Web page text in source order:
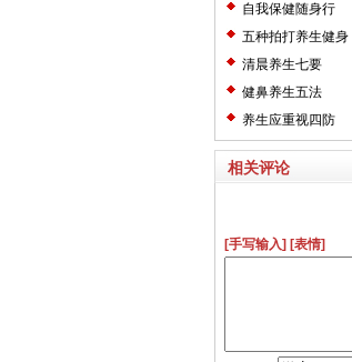
自我保健随身行
五种拍打养生健身
清晨养生七要
健鼻养生五法
养生应重视四防
相关评论
[手写输入] [表情]